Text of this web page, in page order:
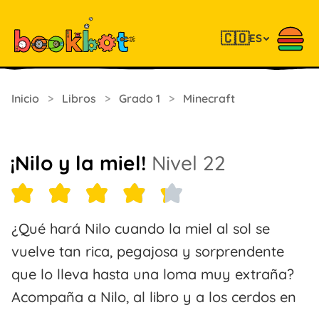
🇨🇴ES
Inicio > Libros > Grado 1 > Minecraft
¡Nilo y la miel! Nivel 22
¿Qué hará Nilo cuando la miel al sol se
vuelve tan rica, pegajosa y sorprendente
que lo lleva hasta una loma muy extraña?
Acompaña a Nilo, al libro y a los cerdos en